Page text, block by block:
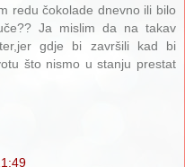
redu čokolade dnevno ili bilo
Ja mislim da na takav
gdje bi završili kad bi
što nismo u stanju prestat